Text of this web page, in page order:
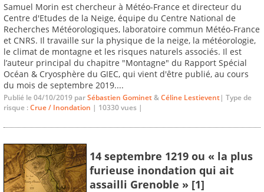
Samuel Morin est chercheur à Météo-France et directeur du
Centre d'Etudes de la Neige, équipe du Centre National de
Recherches Météorologiques, laboratoire commun Météo-France
et CNRS. Il travaille sur la physique de la neige, la météorologie,
le climat de montagne et les risques naturels associés. Il est
l’auteur principal du chapitre "Montagne" du Rapport Spécial
Océan & Cryosphère du GIEC, qui vient d'être publié, au cours
du mois de septembre 2019....
Publié le 04/10/2019 parSébastien Gominet&Céline Lestievent| Type de
risque :Crue / Inondation | 10330 vues |
14 septembre 1219 ou « la plus
furieuse inondation qui ait
assailli Grenoble » [1]